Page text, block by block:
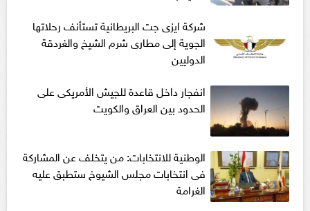
شركة ايزى جت البريطانية تستأنف رحلاتها
الجوية إلى مطارى شرم الشيخ والغردقة
الدوليين
انفجار داخل قاعدة للجيش الأمريكى على
الحدود بين العراق والكويت
الوطنية للانتخابات: من يتخلف عن المشاركة
فى انتخابات مجلس الشيوخ ستطبق عليه
الغرامة